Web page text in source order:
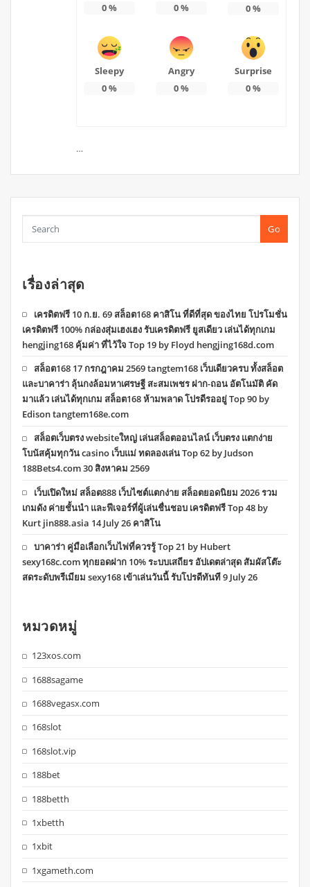
0%
0%
0%
Sleepy
0%
Angry
0%
Surprise
0%
…
Go
เรื่องล่าสุด
เครดิตฟรี 10 ก.ย. 69 สล็อต168 คาสิโน ที่ดีที่สุด ของไทย โปรโมชั่น
เครดิตฟรี 100% กล่องสุ่มเฮงเฮง รับเครดิตฟรี ยูสเดียว เล่นได้ทุกเกม
hengjing168 คุ้มค่า ที่ไว้ใจ Top 19 by Floyd hengjing168d.com
สล็อต168 17 กรกฎาคม 2569 tangtem168 เว็บเดียวครบ ทั้งสล็อต
และบาคาร่า ลุ้นกงล้อมหาเศรษฐี สะสมเพชร ฝาก-ถอน อัตโนมัติ คัด
มาแล้ว เล่นได้ทุกเกม สล็อต168 ห้ามพลาด โปรดีรออยู่ Top 90 by
Edison tangtem168e.com
สล็อตเว็บตรง websiteใหญ่ เล่นสล็อตออนไลน์ เว็บตรง แตกง่าย
โบนัสคุ้มทุกวัน casino เว็บแม่ ทดลองเล่น Top 62 by Judson
188Bets4.com 30 สิงหาคม 2569
เว็บเปิดใหม่ สล็อต888 เว็บไซต์แตกง่าย สล็อตยอดนิยม 2026 รวม
เกมดัง ค่ายชั้นนำ และฟีเจอร์ที่ผู้เล่นชื่นชอบ เครดิตฟรี Top 48 by
Kurt jin888.asia 14 July 26 คาสิโน
บาคาร่า คู่มือเลือกเว็บไพ่ที่ควรรู้ Top 21 by Hubert
sexy168c.com ทุกยอดฝาก 10% ระบบเสถียร อัปเดตล่าสุด สัมผัสโต๊ะ
สดระดับพรีเมียม sexy168 เข้าเล่นวันนี้ รับโปรดีทันที 9 July 26
หมวดหมู่
123xos.com
1688sagame
1688vegasx.com
168slot
168slot.vip
188bet
188betth
1xbetth
1xbit
1xgameth.com